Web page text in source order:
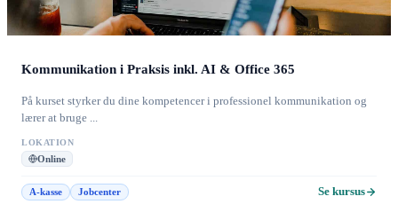
Kommunikation i Praksis inkl. AI & Office 365
På kurset styrker du dine kompetencer i professionel kommunikation og
lærer at bruge ...
LOKATION
Online
A-kasse Jobcenter Se kursus